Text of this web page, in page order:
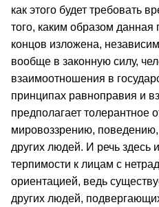
как этого будет требовать
того, каким образом данная
концов изложена,
вообще в законную силу,
взаимоотношения в
принципах равноправия и
предполагает толерантное
мировоззрению,
других людей. И речь здесь
терпимости к лицам с
ориентацией, ведь
других людей,